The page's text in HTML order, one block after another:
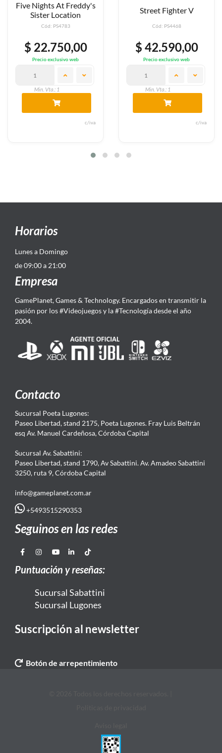
Five Nights At Freddy's
Sister Location
Cód: PS4783
$ 22.750,00
Precio exclusivo web
Min. Vta.: 1
c/iva
Street Fighter V
Cód: PS4468
$ 42.590,00
Precio exclusivo web
Min. Vta.: 1
c/iva
Horarios
Lunes a Domingo
de 09:00 a 21:00
Empresa
GamePlanet, Games & Technology. Encargados en transmitir la
pasión por los #Videojuegos y la #Tecnología desde el año
2004.
Contacto
Sucursal Poeta Lugones:
Paseo Libertad, stand 2175, Poeta Lugones. Fray Luis Beltrán
esq Av. Manuel Cardeñosa, Córdoba Capital
Sucursal Av. Sabattini:
Paseo Libertad, stand 1790, Av Sabattini. Av. Amadeo Sabattini
3250, ruta 9, Córdoba Capital
info@gameplanet.com.ar
+5493515290353
Seguinos en las redes
Puntuación y reseñas:
Sucursal Sabattini
Sucursal Lugones
Suscripción al newsletter
Botón de arrepentimiento